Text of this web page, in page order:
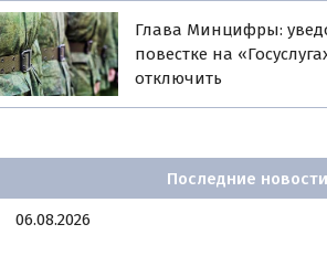
Глава Минцифры:
повестке на
отключить
Последние новости
06.08.2026